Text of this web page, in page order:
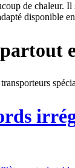
de chaleur.
disponible